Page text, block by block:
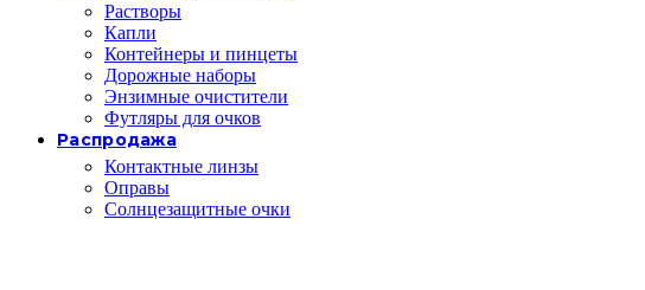
Растворы
Капли
Контейнеры и пинцеты
Дорожные наборы
Энзимные очистители
Футляры для очков
Распродажа
Контактные линзы
Оправы
Солнцезащитные очки